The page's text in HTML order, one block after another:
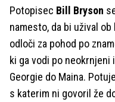
Potopisec Bill Bryson
namesto, da bi užival
odloči za pohod po
ki ga vodi po neokrnjeni
Georgie do Maina.
s katerim ni govoril že